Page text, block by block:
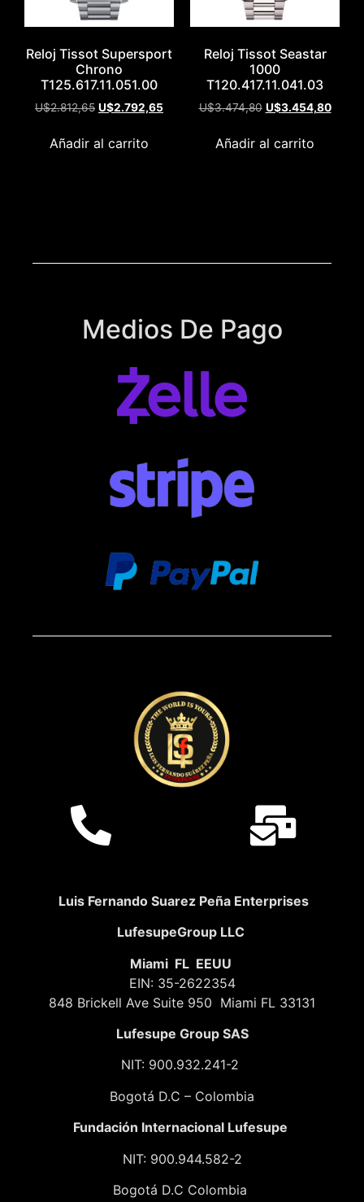
Reloj Tissot Supersport
Chrono
T125.617.11.051.00
U$2.812,65 U$2.792,65
Añadir al carrito
Reloj Tissot Seastar
1000
T120.417.11.041.03
U$3.474,80 U$3.454,80
Añadir al carrito
Medios De Pago
Luis Fernando Suarez Peña Enterprises
LufesupeGroup LLC
Miami FL EEUU
EIN: 35-2622354
848 Brickell Ave Suite 950 Miami FL 33131
Lufesupe Group SAS
NIT: 900.932.241-2
Bogotá D.C – Colombia
Fundación Internacional Lufesupe
NIT: 900.944.582-2
Bogotá D.C Colombia